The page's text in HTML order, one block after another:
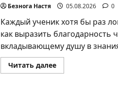
Безнога Настя 05.08.2026 0
Каждый ученик хотя бы раз
как выразить благодарность
вкладывающему душу в
Читать далееПрочитать
больше